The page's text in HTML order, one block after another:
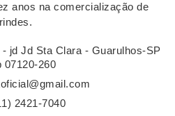
anos na comercialização de
jd Jd Sta Clara - Guarulhos-SP
07120-260
2421-7040